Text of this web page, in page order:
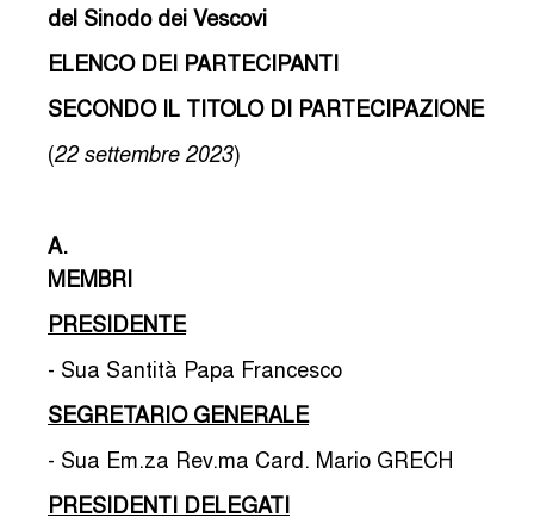
del Sinodo dei Vescovi
ELENCO DEI PARTECIPANTI
SECONDO IL TITOLO DI PARTECIPAZIONE
(22 settembre 2023)
A.
MEMBRI
PRESIDENTE
- Sua Santità Papa Francesco
SEGRETARIO GENERALE
- Sua Em.za Rev.ma Card. Mario GRECH
PRESIDENTI DELEGATI